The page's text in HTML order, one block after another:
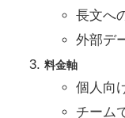
長文へ
外部デ
料金軸
個人向
チーム